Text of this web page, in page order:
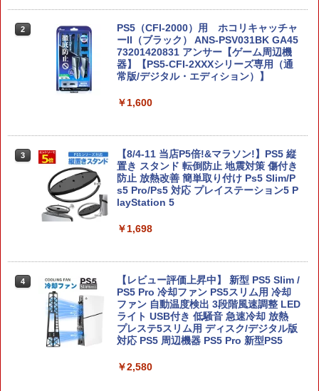
AC-P-BQPYA NSW パワフルプロヤキュ
ウ 2026-2027]
￥7,620
￥7,696
伝説 ブレス オブ ザ ワイルド Nintendo
ELDEN RING Tarnished Edition Swit
ch2版
2
PS5（CFI-2000）用 ホコリキャッチャ
ーII（ブラック） ANS-PSV031BK GA45
73201420831 アンサー【ゲーム周辺機
器】【PS5-CFI-2XXXシリーズ専用（通
常版/デジタル・エディション）】
￥1,600
3
【8/4-11 当店P5倍!&マラソン!】PS5 縦
置き スタンド 転倒防止 地震対策 傷付き
防止 放熱改善 簡単取り付け Ps5 Slim/P
s5 Pro/Ps5 対応 プレイステーション5 P
layStation 5
￥1,698
4
【レビュー評価上昇中】 新型 PS5 Slim /
PS5 Pro 冷却ファン PS5スリム用 冷却
ファン 自動温度検出 3段階風速調整 LED
ライト USB付き 低騒音 急速冷却 放熱
プレステ5スリム用 ディスク/デジタル版
対応 PS5 周辺機器 PS5 Pro 新型PS5
￥2,580